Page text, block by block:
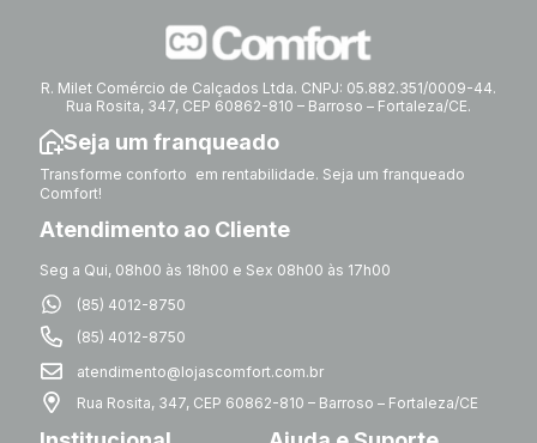
R. Milet Comércio de Calçados Ltda. CNPJ: 05.882.351/0009-44.
Rua Rosita, 347, CEP 60862-810 – Barroso – Fortaleza/CE.
Seja um franqueado
Transforme conforto em rentabilidade. Seja um franqueado
Comfort!
Atendimento ao Cliente
Seg a Qui, 08h00 às 18h00 e Sex 08h00 às 17h00
(85) 4012-8750
(85) 4012-8750
atendimento@lojascomfort.com.br
Rua Rosita, 347, CEP 60862-810 – Barroso – Fortaleza/CE